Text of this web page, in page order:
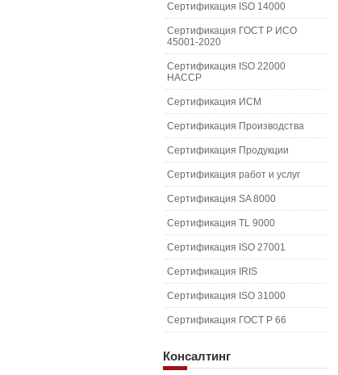
Сертификация ISO 14000
Сертификация ГОСТ Р ИСО
45001-2020
Сертификация ISO 22000
HACCP
Сертификация ИСМ
Сертификация Производства
Сертификация Продукции
Сертификация работ и услуг
Сертификация SA 8000
Сертификация TL 9000
Сертификация ISO 27001
Сертификация IRIS
Сертификация ISO 31000
Сертификация ГОСТ Р 66
Консалтинг